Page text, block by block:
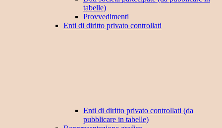
tabelle)
Provvedimenti
Enti di diritto privato controllati
Enti di diritto privato controllati (da
pubblicare in tabelle)